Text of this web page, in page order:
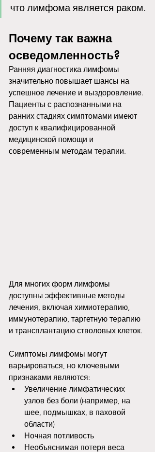
что лимфома является раком.
Почему так важна
осведомленность?
Ранняя диагностика лимфомы
значительно повышает шансы на
успешное лечение и выздоровление.
Пациенты с распознанными на
ранних стадиях симптомами имеют
доступ к квалифицированной
медицинской помощи и
современным методам терапии.
Для многих форм лимфомы
доступны эффективные методы
лечения, включая химиотерапию,
иммунотерапию, таргетную терапию
и трансплантацию стволовых клеток.
Симптомы лимфомы могут
варьироваться, но ключевыми
признаками являются:
Увеличение лимфатических
узлов без боли (например, на
шее, подмышках, в паховой
области)
Ночная потливость
Необъяснимая потеря веса